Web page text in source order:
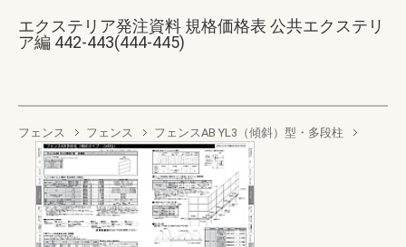
エクステリア発注資料 規格価格表 公共エクステリ
ア編 442-443(444-445)
フェンス フェンス フェンスAB YL3（傾斜）型・多段柱